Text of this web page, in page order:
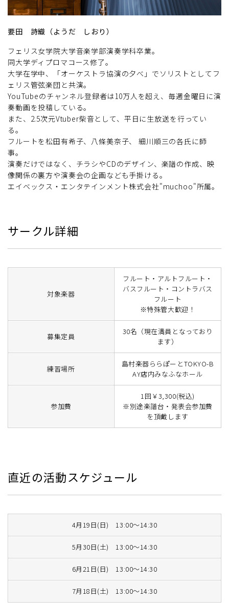
要田 詩織（ようだ しおり）
フェリス女学院大学音楽学部演奏学科卒業。
同大学ディプロマコース修了。
大学在学中、「オーケストラ協演の夕べ」でソリストとしてフ
ェリス管弦楽団と共演。
YouTubeのチャンネル登録者は10万人を超え、毎週金曜日に演
奏動画を投稿している。
また、2.5次元Vtuber柴音として、平日に生放送を行ってい
る。
フルートを松田有希子、八條美奈子、 細川順三の各氏に師
事。
演奏だけではなく、チラシやCDのデザイン、楽譜の作成、映
像関係の裏方や演奏会の企画なども手掛ける。
エイベックス・エンタテインメント株式会社"muchoo"所属。
サークル詳細
対象楽器
フルート・アルトフルート・
バスフルート・コントラバス
フルート
※特殊管大歓迎！
募集定員
30名（現在満員となっており
ます）
練習場所
島村楽器ららぽーとTOKYO-B
AY店内みなふなホール
参加費
1回￥3,300(税込)
※別途楽譜台・発表会参加費
を頂戴します
直近の活動スケジュール
4月19日(日) 13:00～14:30
5月30日(土) 13:00～14:30
6月21日(日) 13:00～14:30
7月18日(土) 13:00～14:30